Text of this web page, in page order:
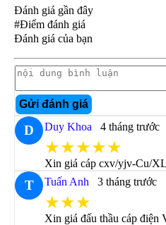
Đánh giá gần đây
#Điểm đánh giá
Đánh giá của bạn
Gửi đánh giá
D Duy Khoa 4 tháng trước
★★★★★
Xin giá cáp cxv/yjv-Cu/
T Tuấn Anh 3 tháng trước
★★★
Xin giá đấu thầu cáp điện